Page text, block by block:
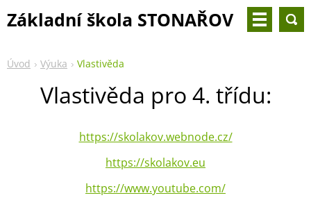
Základní škola STONAŘOV
Úvod Výuka Vlastivěda
Vlastivěda pro 4. třídu:
https://skolakov.webnode.cz/
https://skolakov.eu
https://www.youtube.com/